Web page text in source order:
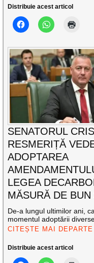
Distribuie acest articol
SENATORUL
RESMERIȚĂ
ADOPTAREA
LEGEA
MĂSURĂ DE
De-a lungul ultimilor ani,
momentul adoptării
CITEȘTE MAI DEPARTE
Distribuie acest articol